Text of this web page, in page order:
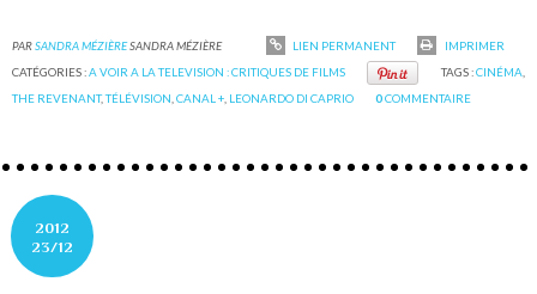
PARSANDRA MÉZIÈRESANDRA MÉZIÈRE LIEN PERMANENT
IMPRIMER
CATÉGORIES :A VOIR A LA TELEVISION : CRITIQUES DE FILMS TAGS :CINÉMA
THE REVENANT,TÉLÉVISION ,CANAL + LEONARDO DI CAPRIO 0COMMENTAIRE
2012
23/12